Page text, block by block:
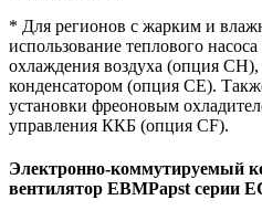
* Для регионов с жарким и
использование теплового
охлаждения воздуха (опция
конденсатором (опция CE).
установки фреоновым
управления ККБ (опция CF).
Электронно-коммутируемый
вентилятор EBMPapst серии